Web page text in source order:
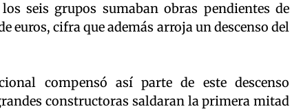
seis grupos sumaban obras pendientes de
euros, cifra que además arroja un descenso del
compensó así parte de este descenso
constructoras saldaran la primera mitad